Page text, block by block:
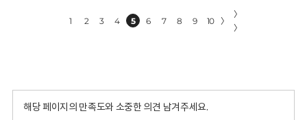
1 2 3 4 5 6 7 8 9 10 〉
〉
〉
해당 페이지의 만족도와 소중한 의견 남겨주세요.